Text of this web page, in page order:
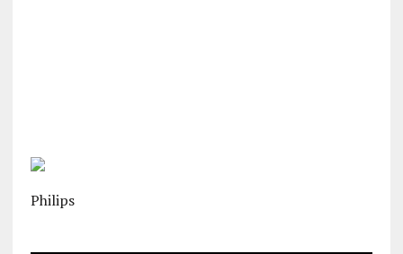
Philips